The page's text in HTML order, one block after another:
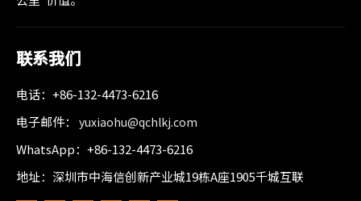
联系我们
电话：+86-132-4473-6216
电子邮件： yuxiaohu@qchlkj.com
WhatsApp：+86-132-4473-6216
地址：深圳市中海信创新产业城19栋A座1905千城互联